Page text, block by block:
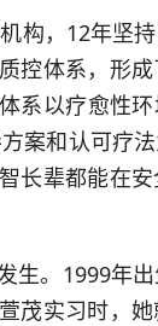
构，12年坚
控体系，形
系以疗愈性
案和认可疗
长辈都能在
生。1999年
茂实习时，